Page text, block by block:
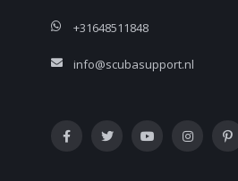
+31648511848
info@scubasupport.nl